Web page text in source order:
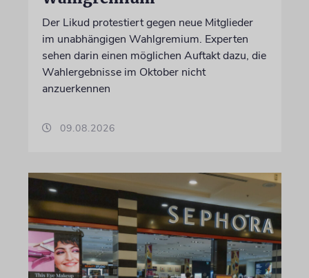
Der Likud protestiert gegen neue Mitglieder
im unabhängigen Wahlgremium. Experten
sehen darin einen möglichen Auftakt dazu, die
Wahlergebnisse im Oktober nicht
anzuerkennen
09.08.2026